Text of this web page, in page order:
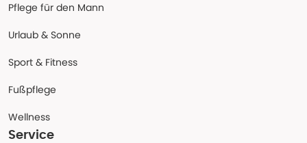
Pflege für den Mann
Urlaub & Sonne
Sport & Fitness
Fußpflege
Wellness
Service